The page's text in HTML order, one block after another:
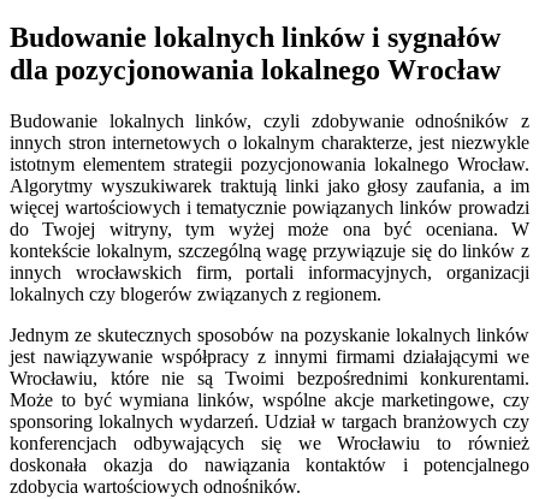
Budowanie lokalnych linków i sygnałów
dla pozycjonowania lokalnego Wrocław
Budowanie lokalnych linków, czyli zdobywanie odnośników z
innych stron internetowych o lokalnym charakterze, jest niezwykle
istotnym elementem strategii pozycjonowania lokalnego Wrocław.
Algorytmy wyszukiwarek traktują linki jako głosy zaufania, a im
więcej wartościowych i tematycznie powiązanych linków prowadzi
do Twojej witryny, tym wyżej może ona być oceniana. W
kontekście lokalnym, szczególną wagę przywiązuje się do linków z
innych wrocławskich firm, portali informacyjnych, organizacji
lokalnych czy blogerów związanych z regionem.
Jednym ze skutecznych sposobów na pozyskanie lokalnych linków
jest nawiązywanie współpracy z innymi firmami działającymi we
Wrocławiu, które nie są Twoimi bezpośrednimi konkurentami.
Może to być wymiana linków, wspólne akcje marketingowe, czy
sponsoring lokalnych wydarzeń. Udział w targach branżowych czy
konferencjach odbywających się we Wrocławiu to również
doskonała okazja do nawiązania kontaktów i potencjalnego
zdobycia wartościowych odnośników.